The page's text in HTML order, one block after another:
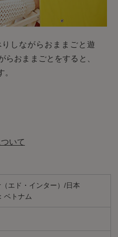
しながらおままごと遊
らおままごとをすると、
いて
エド・インター）/日本
ベトナム